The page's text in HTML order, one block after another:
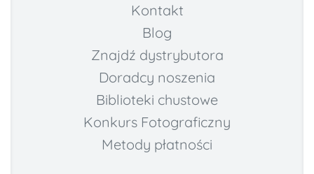
Kontakt
Blog
Znajdź dystrybutora
Doradcy noszenia
Biblioteki chustowe
Konkurs Fotograficzny
Metody płatności